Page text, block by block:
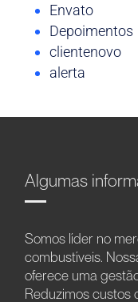
Envato
Depoimentos
clientenovo
alerta
Algumas
Somos líder no
combustíveis.
oferece uma
Reduzimos custos